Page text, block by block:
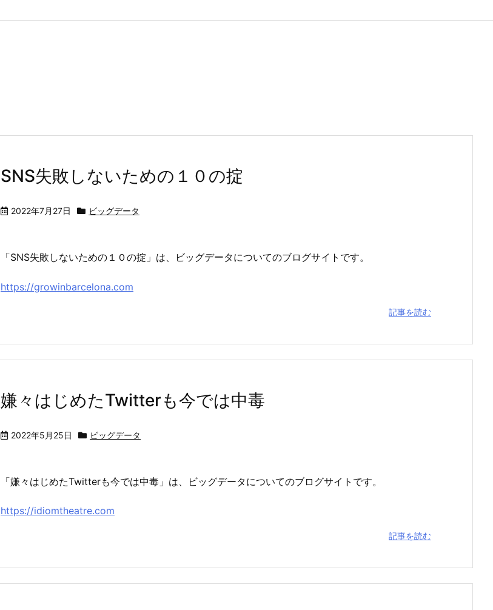
SNS失敗しないための１０の掟
2022年7月27日 ビッグデータ
「SNS失敗しないための１０の掟」は、ビッグデータについてのブログサイトです。
https://growinbarcelona.com
記事を読む
嫌々はじめたTwitterも今では中毒
2022年5月25日 ビッグデータ
「嫌々はじめたTwitterも今では中毒」は、ビッグデータについてのブログサイトです。
https://idiomtheatre.com
記事を読む